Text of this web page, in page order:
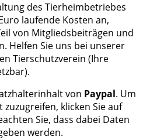
des Tierheimbetriebes
laufende Kosten an,
von Mitgliedsbeiträgen und
Helfen Sie uns bei unserer
Tierschutzverein (Ihre
von Paypal. Um
klicken Sie auf
Sie, dass dabei Daten
werden.